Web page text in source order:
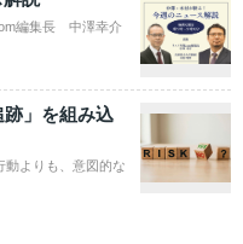
編集長 中澤幸介
」を組み込
動よりも、意図的な